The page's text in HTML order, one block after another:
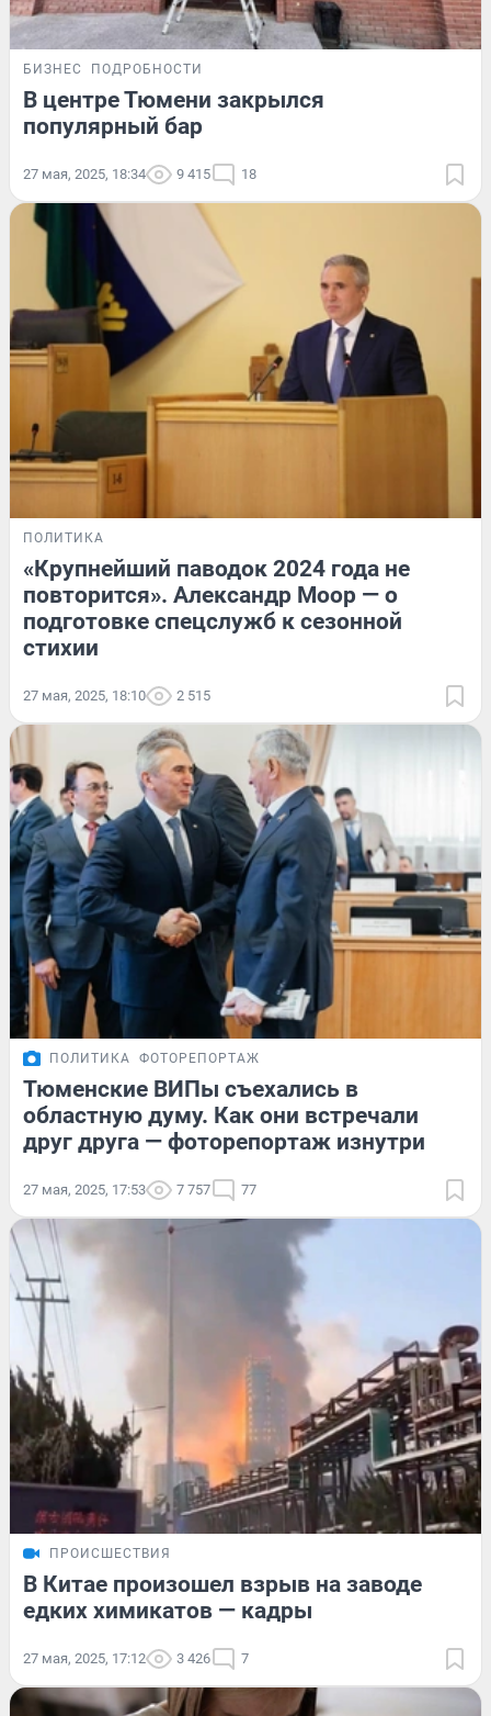
БИЗНЕС ПОДРОБНОСТИ
В центре Тюмени закрылся
популярный бар
27 мая, 2025, 18:34 9 415 18
ПОЛИТИКА
«Крупнейший паводок 2024 года не
повторится». Александр Моор — о
подготовке спецслужб к сезонной
стихии
27 мая, 2025, 18:10 2 515
ПОЛИТИКА ФОТОРЕПОРТАЖ
Тюменские ВИПы съехались в
областную думу. Как они встречали
друг друга — фоторепортаж изнутри
27 мая, 2025, 17:53 7 757 77
ПРОИСШЕСТВИЯ
В Китае произошел взрыв на заводе
едких химикатов — кадры
27 мая, 2025, 17:12 3 426 7